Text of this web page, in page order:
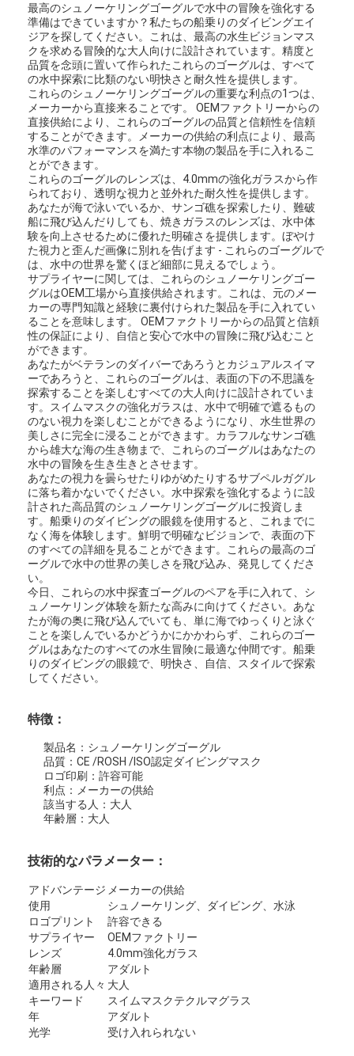
家へ
製品
ビデオ
最高のシュノーケリングゴーグルで水中の冒険を強化する
準備はできていますか？私たちの船乗りのダイビングエイ
ジアを探してください。これは、最高の水生ビジョンマス
クを求める冒険的な大人向けに設計されています。精度と
品質を念頭に置いて作られたこれらのゴーグルは、すべて
の水中探索に比類のない明快さと耐久性を提供します。
これらのシュノーケリングゴーグルの重要な利点の1つは、
メーカーから直接来ることです。 OEMファクトリーからの
直接供給により、これらのゴーグルの品質と信頼性を信頼
することができます。メーカーの供給の利点により、最高
水準のパフォーマンスを満たす本物の製品を手に入れるこ
とができます。
これらのゴーグルのレンズは、4.0mmの強化ガラスから作
られており、透明な視力と並外れた耐久性を提供します。
あなたが海で泳いでいるか、サンゴ礁を探索したり、難破
船に飛び込んだりしても、焼きガラスのレンズは、水中体
験を向上させるために優れた明確さを提供します。ぼやけ
た視力と歪んだ画像に別れを告げます - これらのゴーグルで
は、水中の世界を驚くほ​​ど細部に見えるでしょう。
サプライヤーに関しては、これらのシュノーケリングゴー
グルはOEM工場から直接供給されます。これは、元のメー
カーの専門知識と経験に裏付けられた製品を手に入れてい
ることを意味します。 OEMファクトリーからの品質と信頼
性の保証により、自信と安心で水中の冒険に飛び込むこと
ができます。
あなたがベテランのダイバーであろうとカジュアルスイマ
ーであろうと、これらのゴーグルは、表面の下の不思議を
探索することを楽しむすべての大人向けに設計されていま
す。スイムマスクの強化ガラスは、水中で明確で遮るもの
のない視力を楽しむことができるようになり、水生世界の
美しさに完全に浸ることができます。カラフルなサンゴ礁
から雄大な海の生き物まで、これらのゴーグルはあなたの
水中の冒険を生き生きとさせます。
あなたの視力を曇らせたりゆがめたりするサブペルガグル
に落ち着かないでください。水中探索を強化するように設
計された高品質のシュノーケリングゴーグルに投資しま
す。船乗りのダイビングの眼鏡を使用すると、これまでに
なく海を体験します。鮮明で明確なビジョンで、表面の下
のすべての詳細を見ることができます。これらの最高のゴ
ーグルで水中の世界の美しさを飛び込み、発見してくださ
い。
今日、これらの水中探査ゴーグルのペアを手に入れて、シ
ュノーケリング体験を新たな高みに向けてください。あな
たが海の奥に飛び込んでいても、単に海でゆっくりと泳ぐ
ことを楽しんでいるかどうかにかかわらず、これらのゴー
グルはあなたのすべての水生冒険に最適な仲間です。船乗
りのダイビングの眼鏡で、明快さ、自信、スタイルで探索
してください。
特徴：
製品名：シュノーケリングゴーグル
品質：CE /ROSH /ISO認定ダイビングマスク
ロゴ印刷：許容可能
利点：メーカーの供給
該当する人：大人
年齢層：大人
技術的なパラメーター：
アドバンテージ メーカーの供給
使用
シュノーケリング、ダイビング、​​水泳
ロゴプリント
許容できる
サプライヤー
OEMファクトリー
レンズ
4.0mm強化ガラス
年齢層
アダルト
適用される人々 大人
キーワード
スイムマスクテクルマグラス
年
アダルト
光学
受け入れられない